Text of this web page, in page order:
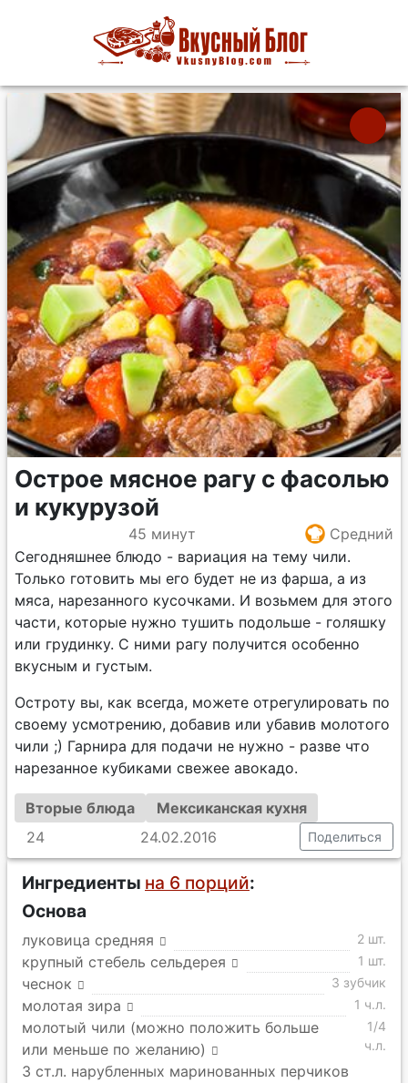
Острое мясное рагу с фасолью
и кукурузой
45 минут
Средний
Сегодняшнее блюдо - вариация на тему чили.
Только готовить мы его будет не из фарша, а из
мяса, нарезанного кусочками. И возьмем для этого
части, которые нужно тушить подольше - голяшку
или грудинку. С ними рагу получится особенно
вкусным и густым.
Остроту вы, как всегда, можете отрегулировать по
своему усмотрению, добавив или убавив молотого
чили ;) Гарнира для подачи не нужно - разве что
нарезанное кубиками свежее авокадо.
Вторые блюда
Мексиканская кухня
24
24.02.2016 Поделиться
Ингредиенты на 6 порций:
Основа
луковица средняя 2 шт.
крупный стебель сельдерея 1 шт.
чеснок 3 зубчик
молотая зира 1 ч.л.
молотый чили (можно положить больше
или меньше по желанию)
1/4
ч.л.
3 ст.л. нарубленных маринованных перчиков